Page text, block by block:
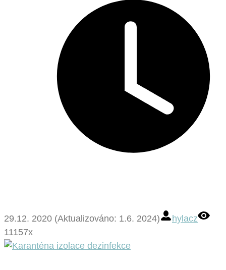
29.12. 2020 (Aktualizováno: 1.6. 2024)
hylacz
11157x